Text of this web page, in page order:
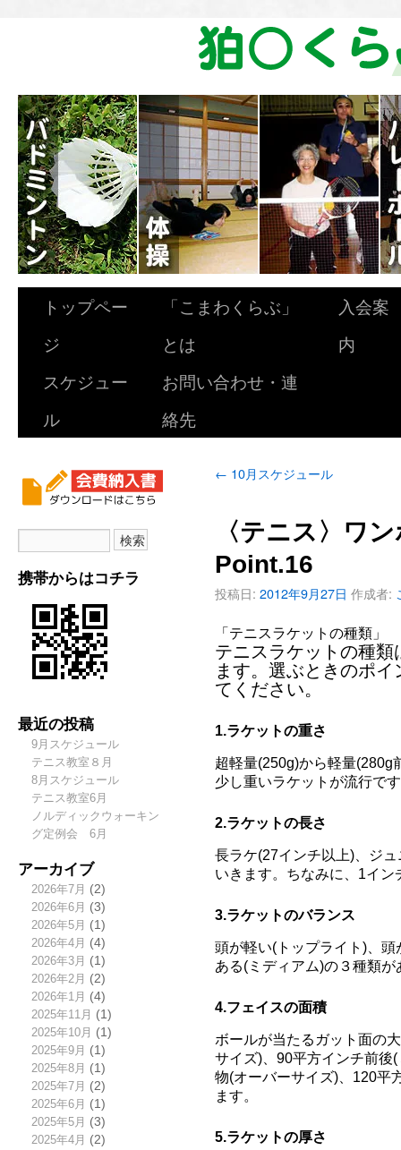
トップペー
ジ
「こまわくらぶ」
とは
入会案
内
スケジュー
ル
お問い合わせ・連
絡先
携帯からはコチラ
最近の投稿
9月スケジュール
テニス教室８月
8月スケジュール
テニス教室6月
ノルディックウォーキン
グ定例会 6月
アーカイブ
2026年7月 (2)
2026年6月 (3)
2026年5月 (1)
2026年4月 (4)
2026年3月 (1)
2026年2月 (2)
2026年1月 (4)
2025年11月 (1)
2025年10月 (1)
2025年9月 (1)
2025年8月 (1)
2025年7月 (2)
2025年6月 (1)
2025年5月 (3)
2025年4月 (2)
← 10月スケジュール
〈テニス〉ワ
Point.16
投稿日: 2012年9月27日 作成者:
「テニスラケットの種類」
テニスラケットの種
ます。選ぶときのポ
てください。
1.ラケットの重さ
超軽量(250g)から軽量(280g
少し重いラケットが流行で
2.ラケットの長さ
長ラケ(27インチ以上)、ジ
いきます。ちなみに、1イン
3.ラケットのバランス
頭が軽い(トップライト)、
ある(ミディアム)の３種類が
4.フェイスの面積
ボールが当たるガット面の
サイズ)、90平方インチ前後
物(オーバーサイズ)、120平
ます。
5.ラケットの厚さ